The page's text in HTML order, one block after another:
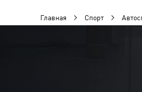
Главная Спорт